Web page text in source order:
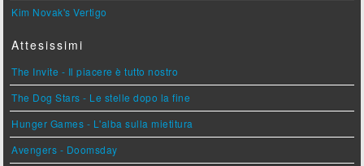
Kim Novak's Vertigo
Attesissimi
The Invite - Il piacere è tutto nostro
The Dog Stars - Le stelle dopo la fine
Hunger Games - L'alba sulla mietitura
Avengers - Doomsday